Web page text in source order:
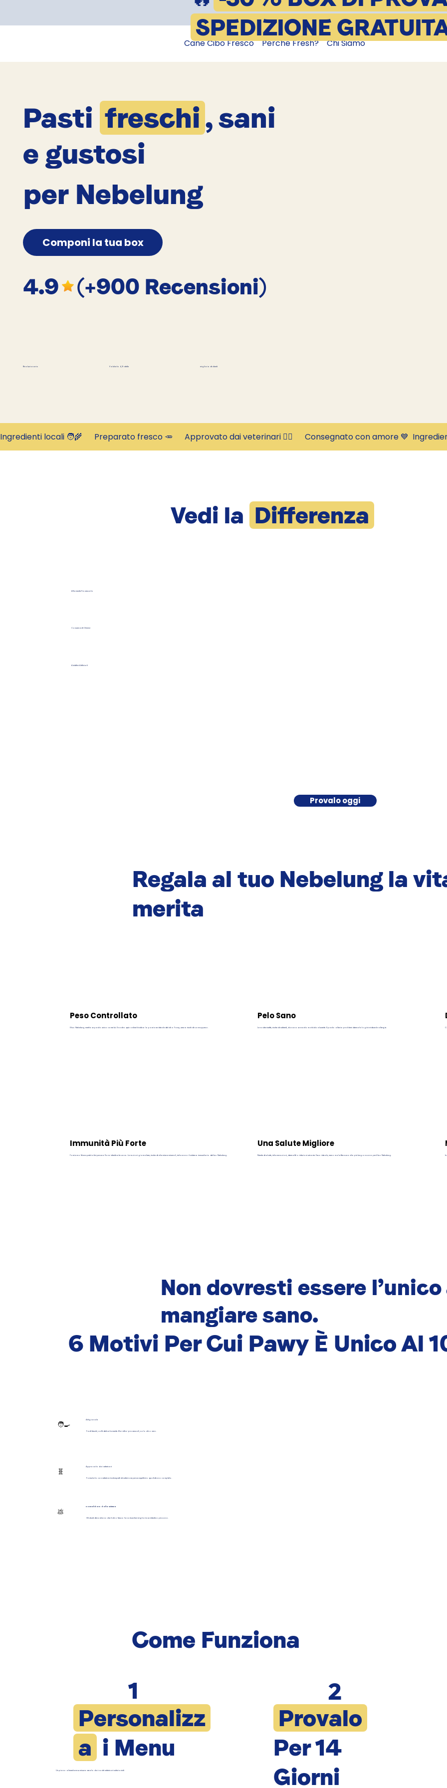
Cane Cibo Fresco Perché Fresh? Chi Siamo
SPEDIZIONE
Pasti freschi, sani
e gustosi
per Nebelung
Componi la tua box
4.9 (+900 Recensioni)
Rivoluzionario Valutato 4,9 stelle migliaia di clienti
Ingredienti locali 🧑‍🌾      Preparato fresco 🥕      Approvato dai veterinari 👩‍⚕️      Consegnato con amore 💙
Vedi la Differenza
Altamente Processato
Conservanti Chimici
Additivi Artificiali
Provalo oggi
Regala al tuo Nebelung la
merita
Peso Controllato
Il tuo Nebelung merita un pasto unico come lui. Il nostro quiz online ti indica la porzione ideale del cibo Pawy, senza rischi di sovrappeso.
Pelo Sano
Le nostre ricette, ricche di nutrienti, donano un manto morbido e lucente. Il pasto allevia problemi dermatologici e riduce le allergie.
Immunità Più Forte
Forniamo fibre e prebiotici per una flora intestinale sana. Le razioni giornaliere, ricche di vitamine e minerali, rinforzano il sistema immunitario del tuo Nebelung.
Una Salute Migliore
Niente diabete, infiammazioni, dermatiti o infezioni urinarie. Peso ideale, meno malattie e una vita più lunga e sana per il tuo Nebelung.
Non dovresti essere l’unico
mangiare sano.
6 Motivi Per Cui Pawy È Unico Al
🧑‍🍳
Artigianale
Pasti freschi, cotti delicatamente. Mai ultra-processati, solo cibo vero.
🧬
Formulato con veterinari ed esperti di nutrizione per un equilibrio quotidiano completo.
Approvato dai veterinari
💩
Convalidato dalla scienza
Gli studi dimostrano che il cibo fresco favorisce feci migliori e un intestino più sano.
Come Funziona
1
Personalizz
a i Menu
Un piano alimentare su misura creato dai nostri veterinari nutrizionisti
Provalo
Per 14
Giorni
2